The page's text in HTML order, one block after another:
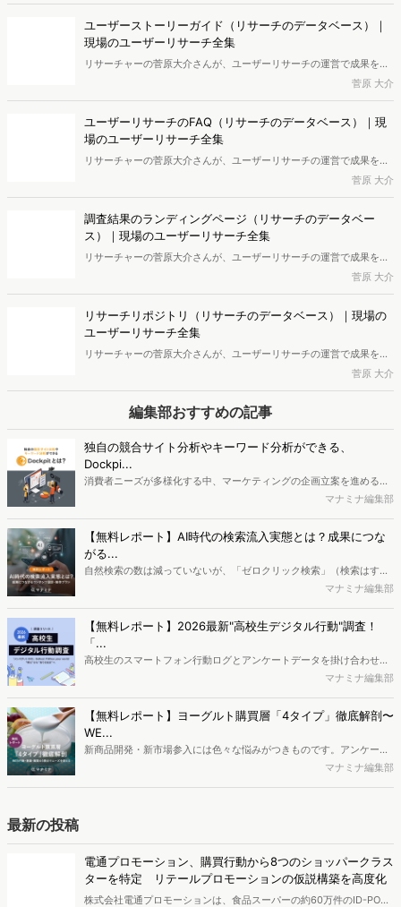
サーチ活用術」と題してAI活用ポイントについて連載します。初回は
「基礎編：AIデスクリサーチのプロンプト」の解説です。※本記事は
菅原さんの書籍『ユーザーリサーチのすべて』（マイナビ出版）と連
動した内容を掲載しています。
ユーザーストーリーガイド（リサーチのデータベース）｜
現場のユーザーリサーチ全集
リサーチャーの菅原大介さんが、ユーザーリサーチの運営で成果を上
げるアウトプットについて解説する「現場のユーザーリサーチ全
について寄稿いただきました。※本記事は菅原さんの書籍『ユーザー
リサーチのすべて』（マイナビ出版）と連動した内容を掲載していま
す。
菅原 大介
ユーザーリサーチのFAQ（リサーチのデータベース）｜現
場のユーザーリサーチ全集
リサーチャーの菅原大介さんが、ユーザーリサーチの運営で成果を上
げるアウトプットについて解説する「現場のユーザーリサーチ全
ついて寄稿いただきました。※本記事は菅原さんの書籍『ユーザーリ
サーチのすべて』（マイナビ出版）と連動した内容を掲載していま
す。
菅原 大介
調査結果のランディングページ（リサーチのデータベー
ス）｜現場のユーザーリサーチ全集
リサーチャーの菅原大介さんが、ユーザーリサーチの運営で成果を上
げるアウトプットについて解説する「現場のユーザーリサーチ全
ス）について寄稿いただきました。※本記事は菅原さんの書籍『ユー
ザーリサーチのすべて』（マイナビ出版）と連動した内容を掲載して
います。
菅原 大介
リサーチリポジトリ（リサーチのデータベース）｜現場の
ユーザーリサーチ全集
リサーチャーの菅原大介さんが、ユーザーリサーチの運営で成果を上
げるアウトプットについて解説する「現場のユーザーリサーチ全
て寄稿いただきました。※本記事は菅原さんの書籍『ユーザーリサー
チのすべて』（マイナビ出版）と連動した内容を掲載しています。
菅原 大介
編集部おすすめの記事
独自の競合サイト分析やキーワード分析ができる、
Dockpi...
消費者ニーズが多様化する中、マーケティングの企画立案を進める上
で、競合分析や消費者分析の重要性がより高まっています。Web行動
データを活用し、Web上の消費者行動を起点とした競合サイト分析や
消費者分析が可能です。今回はDockpitならではの利便性の高い機能
や活用方法を解説します。
マナミナ編集部
【無料レポート】AI時代の検索流入実態とは？成果につな
がる...
自然検索の数は減っていないが、「ゼロクリック検索」（検索はする
がページには流入しない）の割合が増加しているのが、AI時代の検索
か、また、要因を理解した上で、成果に確実につながるコンテンツを
制作するにはどうするべきなのでしょうか。本レポートはこのような
疑問をお抱えのSEO・Webマーケティングご担当者様におすすめの内
容となっています。※本レポートは記事のフォームから無料でダウン
マナミナ編集部
【無料レポート】2026最新"高校生デジタル行動"調査！
「...
高校生のスマートフォン行動ログとアンケートデータを掛け合わせ、
最新の若年層（高校生）におけるデジタル行動実態やSNSの利用傾向
ち、スマートフォンを取り巻く環境が成熟するなか、新興SNSの台頭
により高校生のデジタルライフスタイルは新たな変化を見せていま
す。※資料は記事内の入力フォームより、ダウンロードいただけま
マナミナ編集部
【無料レポート】ヨーグルト購買層「4タイプ」徹底解剖〜
WE...
新商品開発・新市場参入には色々な悩みがつきものです。アンケート
調査を実施しても、購買実態が不透明、新商品の受容性も判断しきれ
ポートとなっています。※本レポートは記事のフォームから無料でダ
ウンロードできます。
マナミナ編集部
最新の投稿
電通プロモーション、購買行動から8つのショッパークラス
ターを特定 リテールプロモーションの仮説構築を高度化
株式会社電通プロモーションは、食品スーパーの約60万件のID-POS